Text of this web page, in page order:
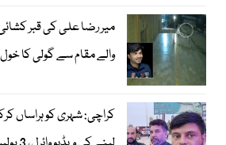
والے مقام سے گولی کا خول